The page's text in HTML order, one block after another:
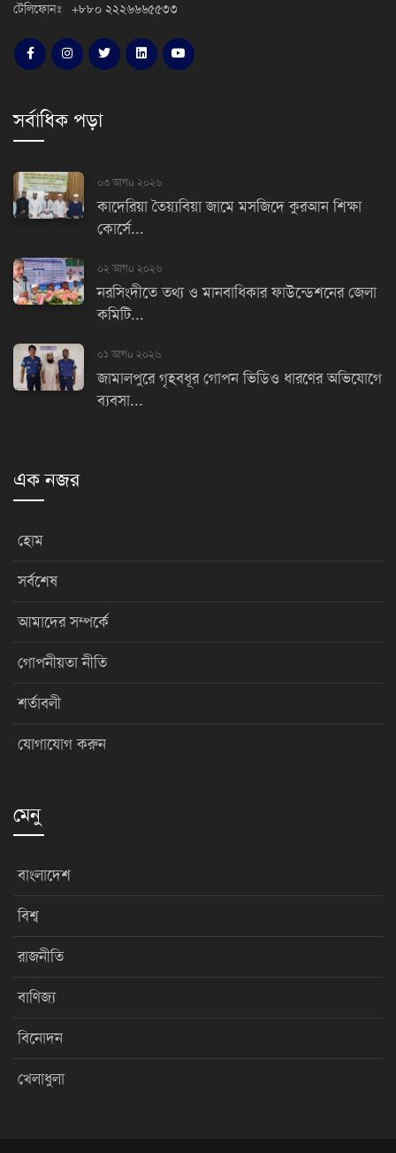
টেলিফোনঃ +৮৮০ ২২২৬৬৬৫৫৩৩
সর্বাধিক পড়া
০৩ আগu ২০২৬
কাদেরিয়া তৈয়্যবিয়া জামে মসজিদে কুরআন শিক্ষা
কোর্সে...
০২ আগu ২০২৬
নরসিংদীতে তথ্য ও মানবাধিকার ফাউন্ডেশনের জেলা
কমিটি...
০১ আগu ২০২৬
জামালপুরে গৃহবধূর গোপন ভিডিও ধারণের অভিযোগে
ব্যবসা...
এক নজর
হোম
সর্বশেষ
আমাদের সম্পর্কে
গোপনীয়তা নীতি
শর্তাবলী
যোগাযোগ করুন
মেনু
বাংলাদেশ
বিশ্ব
রাজনীতি
বাণিজ্য
বিনোদন
খেলাধুলা